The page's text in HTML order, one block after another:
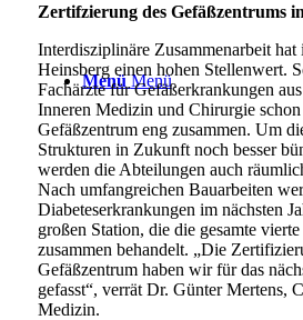
Menü Menü
Zertifzierung des Gefäßzentrums
Interdisziplinäre Zusammenarbeit hat
Heinsberg einen hohen Stellenwert.
Fachärzte für Gefäßerkrankungen
Inneren Medizin und Chirurgie
Gefäßzentrum eng zusammen. Um
Strukturen in Zukunft noch besser
werden die Abteilungen auch
Nach umfangreichen Bauarbeiten
Diabeteserkrankungen im nächsten
großen Station, die die gesamte
zusammen behandelt. „Die
Gefäßzentrum haben wir für das
gefasst“, verrät Dr. Günter Mertens,
Medizin.